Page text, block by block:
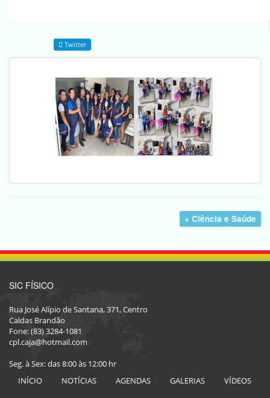
Twitter
+ Ciência e Saúde
SIC FÍSICO
Rua José Alípio de Santana, 371, Centro
Caldas Brandão
Fone: (83) 3284-1081
cpl.caja@hotmail.com
Seg. à Sex: das 8:00 às 12:00 hr
INÍCIO
NOTÍCIAS AGENDAS GALERIAS VÍDEOS